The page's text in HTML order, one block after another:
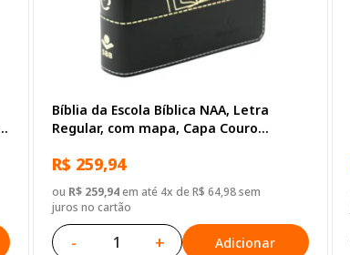
Bíblia da Escola Bíblica NAA, Letra
Regular, com mapa, Capa Couro
R$ 259,94
ou R$ 259,94em até 4x de R$ 64,98 sem
juros no cartão
- + Adicionar